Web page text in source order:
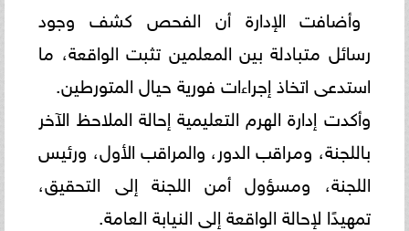
وأضافت الإدارة أن الفحص كشف وجود
رسائل متبادلة بين المعلمين تثبت الواقعة، ما
استدعى اتخاذ إجراءات فورية حيال المتورطين.
وأكدت إدارة الهرم التعليمية إحالة الملاحظ الآخر
باللجنة، ومراقب الدور، والمراقب الأول، ورئيس
اللجنة، ومسؤول أمن اللجنة إلى التحقيق،
تمهيدًا لإحالة الواقعة إلى النيابة العامة.